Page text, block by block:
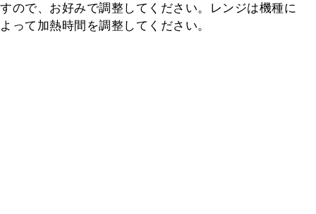
すので、お好みで調整してください。レンジは機種に
よって加熱時間を調整してください。